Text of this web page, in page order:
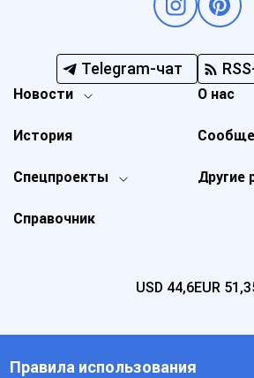
Telegram-чат
Новости
Спецпроекты Другие
История
О нас
Справочник
USD 44,6EUR
Правила использования